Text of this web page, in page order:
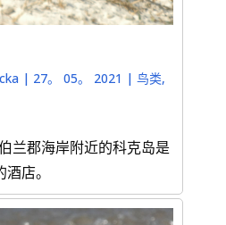
| 27。 05。 2021 |鸟类,
兰郡海岸附近的科克岛是
店。